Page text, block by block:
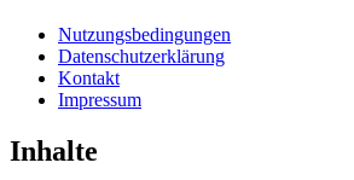
Nutzungsbedingungen
Datenschutzerklärung
Kontakt
Impressum
Inhalte